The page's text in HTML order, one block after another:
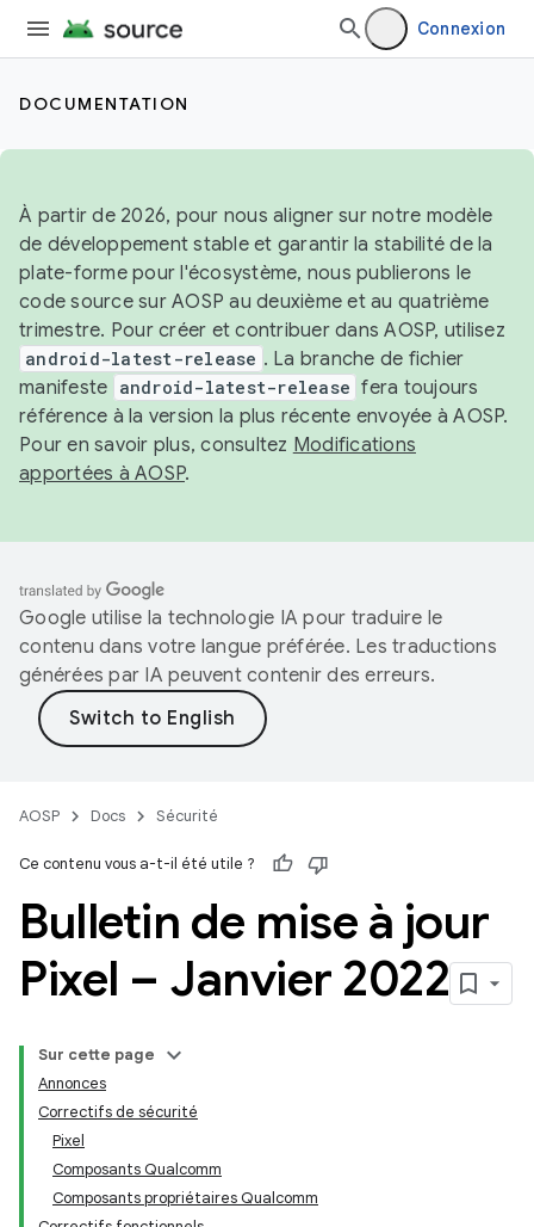
Connexion
DOCUMENTATION
À partir de 2026, pour nous aligner sur notre modèle
de développement stable et garantir la stabilité de la
plate-forme pour l'écosystème, nous publierons le
code source sur AOSP au deuxième et au quatrième
trimestre. Pour créer et contribuer dans AOSP, utilisez
android-latest-release . La branche de fichier
manifeste android-latest-release fera toujours
référence à la version la plus récente envoyée à AOSP.
Pour en savoir plus, consultez Modifications
apportées à AOSP.
Google utilise la technologie IA pour traduire le
contenu dans votre langue préférée. Les traductions
générées par IA peuvent contenir des erreurs.
AOSP Docs Sécurité
Ce contenu vous a-t-il été utile ?
Bulletin de mise à jour
Pixel – Janvier 2022
Sur cette page
Annonces
Correctifs de sécurité
Pixel
Composants Qualcomm
Composants propriétaires Qualcomm